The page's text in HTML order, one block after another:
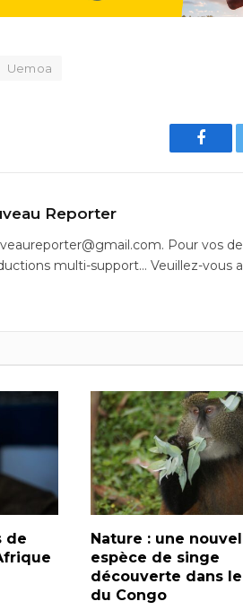
Uemoa
Reporter
Pour vos
multi-support… Veuillez-vous
de
Nature : une
espèce de singe
découverte dans
du Congo